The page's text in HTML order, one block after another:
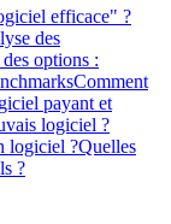
efficace" ?
des
options :
Comment
payant et
logiciel ?
logiciel ?Quelles
?